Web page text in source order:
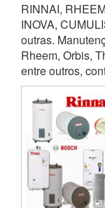
RINNAI,
INOVA,
outras.
Rheem, Orbis,
entre outros,